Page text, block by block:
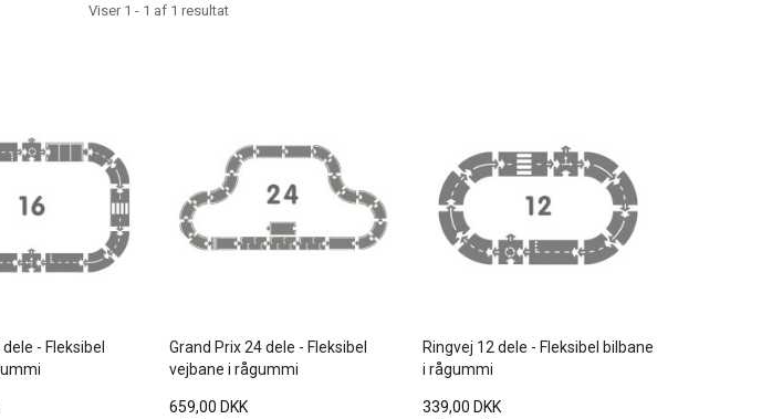
Viser 1 - 1 af 1 resultat
- Fleksibel
Grand Prix 24 dele - Fleksibel
vejbane i rågummi
659,00 DKK
Ringvej 12 dele - Fleksibel bilbane
i rågummi
339,00 DKK